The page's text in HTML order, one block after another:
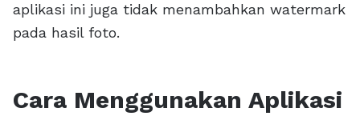
aplikasi ini juga tidak menambahkan watermark
pada hasil foto.
Cara Menggunakan Aplikasi